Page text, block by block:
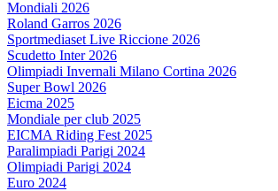
Mondiali 2026
Roland Garros 2026
Sportmediaset Live Riccione 2026
Scudetto Inter 2026
Olimpiadi Invernali Milano Cortina 2026
Super Bowl 2026
Eicma 2025
Mondiale per club 2025
EICMA Riding Fest 2025
Paralimpiadi Parigi 2024
Olimpiadi Parigi 2024
Euro 2024